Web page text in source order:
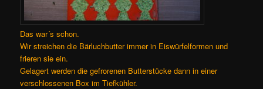
Das war´s schon.
Wir streichen die Bärluchbutter immer in Eiswürfelformen und
frieren sie ein.
Gelagert werden die gefrorenen Butterstücke dann in einer
verschlossenen Box im Tiefkühler.